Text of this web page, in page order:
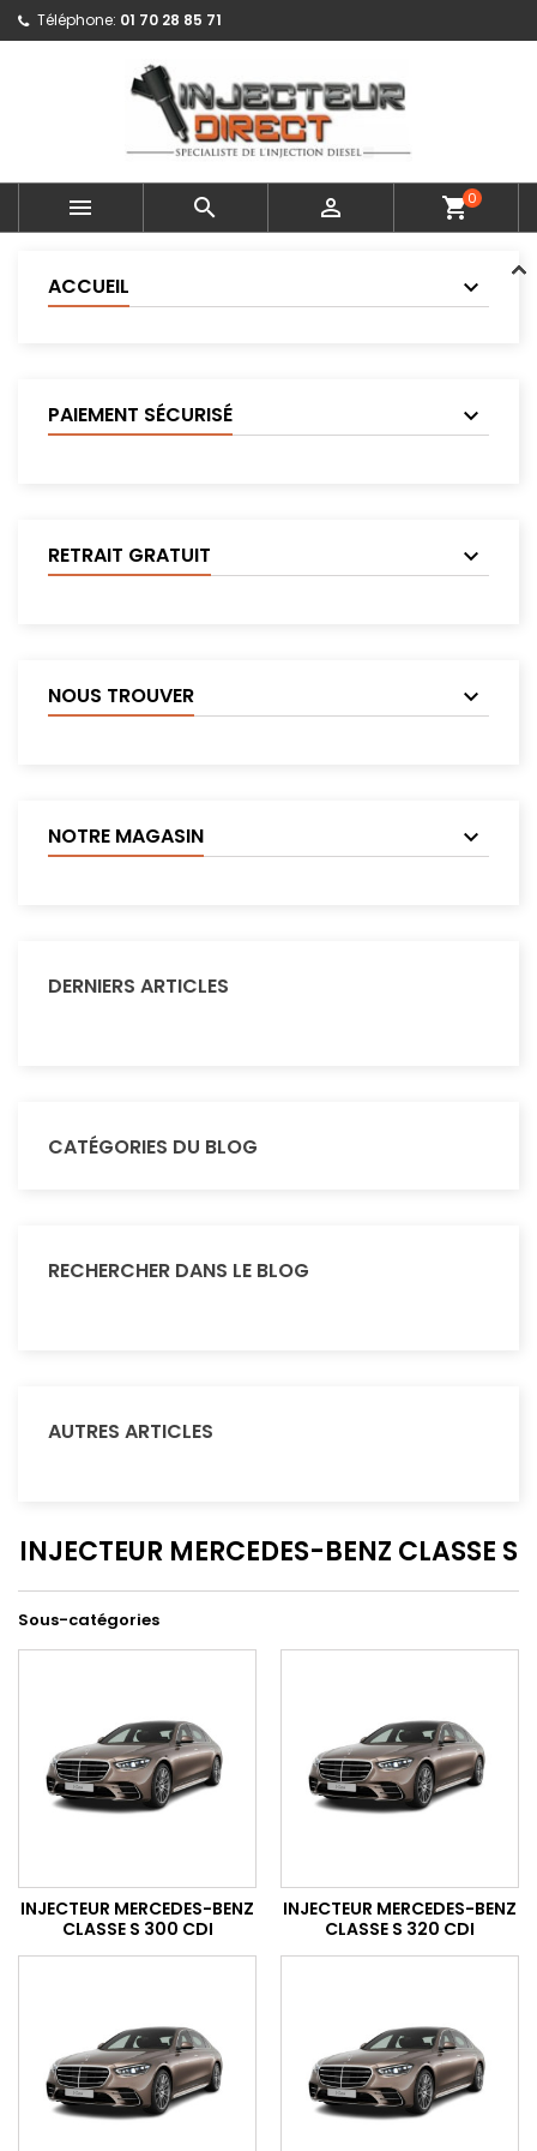
Téléphone: 01 70 28 85 71
   shopping_cart0
ACCUEIL
PAIEMENT SÉCURISÉ
RETRAIT GRATUIT
NOUS TROUVER
NOTRE MAGASIN
DERNIERS ARTICLES
CATÉGORIES DU BLOG
RECHERCHER DANS LE BLOG
AUTRES ARTICLES
INJECTEUR MERCEDES-BENZ CLASSE S
Sous-catégories
INJECTEUR MERCEDES-BENZ
CLASSE S 300 CDI
INJECTEUR MERCEDES-BENZ
CLASSE S 320 CDI